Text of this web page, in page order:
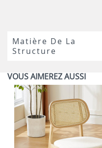
Matière De La
Structure
VOUS AIMEREZ AUSSI